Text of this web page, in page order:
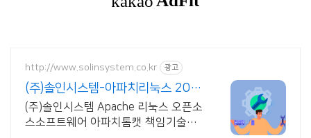
http://www.solinsystem.co.kr 광고
(주)솔인시스템-아파치리눅스 20년
이상 기술지원 노하우
(주)솔인시스템 Apache 리눅스 오픈소
스소프트웨어 아파치톰캣 책임기술지